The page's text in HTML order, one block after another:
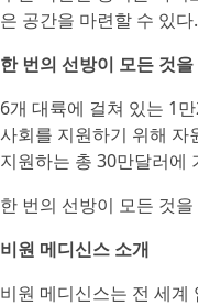
은 공간을 마련할 수 있
한 번의 선방이 모든 것
6개 대륙에 걸쳐 있는 1
사회를 지원하기 위해 자
지원하는 총 30만달러에
한 번의 선방이 모든 것
비원 메디신스 소개
비원 메디신스는 전 세